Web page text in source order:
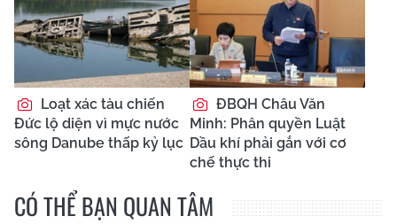
Loạt xác tàu chiến
Đức lộ diện vì mực nước
sông Danube thấp kỷ lục
ĐBQH Châu Văn
Minh: Phân quyền Luật
Dầu khí phải gắn với cơ
chế thực thi
CÓ THỂ BẠN QUAN TÂM